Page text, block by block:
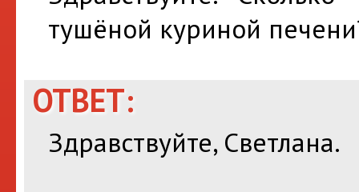
тушёной куриной
ОТВЕТ:
Здравствуйте, Светлана.